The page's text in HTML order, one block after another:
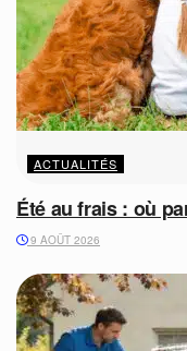
ACTUALITÉS
Été au frais : où
9 AOÛT 2026